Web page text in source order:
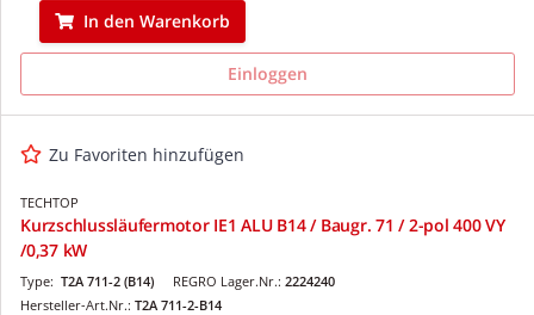
In den Warenkorb
Einloggen
Zu Favoriten hinzufügen
TECHTOP
Kurzschlussläufermotor IE1 ALU B14 / Baugr. 71 / 2-pol 400 VY
/0,37 kW
REGRO Lager.Nr.: 2224240
Type: T2A 711-2 (B14)
Hersteller-Art.Nr.: T2A 711-2-B14